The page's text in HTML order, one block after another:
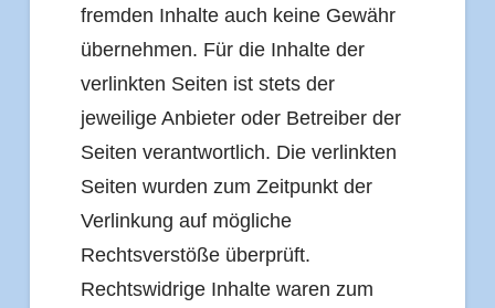
fremden Inhalte auch keine Gewähr
übernehmen. Für die Inhalte der
verlinkten Seiten ist stets der
jeweilige Anbieter oder Betreiber der
Seiten verantwortlich. Die verlinkten
Seiten wurden zum Zeitpunkt der
Verlinkung auf mögliche
Rechtsverstöße überprüft.
Rechtswidrige Inhalte waren zum